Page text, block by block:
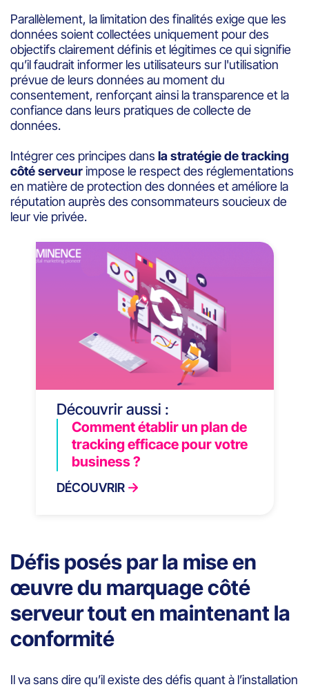
Parallèlement, la limitation des finalités exige que les
données soient collectées uniquement pour des
objectifs clairement définis et légitimes ce qui signifie
qu’il faudrait informer les utilisateurs sur l'utilisation
prévue de leurs données au moment du
consentement, renforçant ainsi la transparence et la
confiance dans leurs pratiques de collecte de
données.
Intégrer ces principes dans la stratégie de tracking
côté serveurimpose le respect des réglementations
en matière de protection des données et améliore la
réputation auprès des consommateurs soucieux de
leur vie privée.
Découvrir aussi :
Comment établir un plan de
tracking efficace pour votre
business ?
DÉCOUVRIR
Défis posés par la mise en
œuvre du marquage côté
serveur tout en maintenant la
conformité
Il va sans dire qu’il existe des défis quant à l’installation